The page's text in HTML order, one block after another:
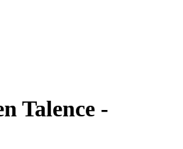
Talence -